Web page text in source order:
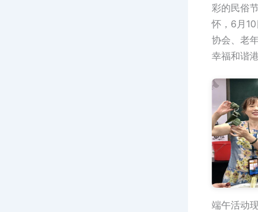
彩的民俗
怀，6月
协会、老
幸福和谐
端午活动